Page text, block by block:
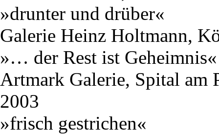
»drunter und drüber«
Galerie Heinz Holtmann,
»… der Rest ist Geheimnis«
Artmark Galerie, Spital am
2003
»frisch gestrichen«